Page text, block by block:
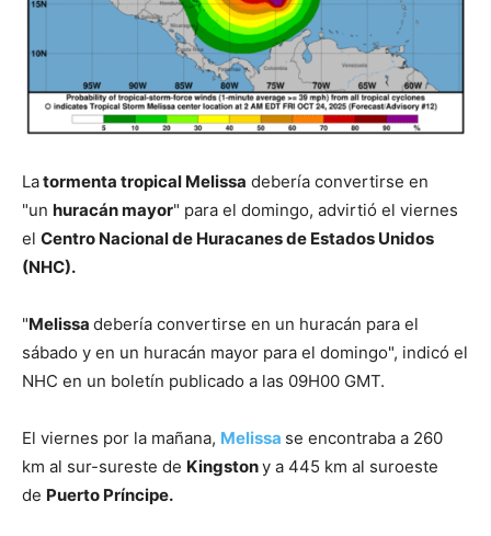
Latormenta tropical Melissa debería convertirse en
"un huracán mayor" para el domingo, advirtió el viernes
el Centro Nacional de Huracanes de Estados Unidos
(NHC).
"Melissa debería convertirse en un huracán para el
sábado y en un huracán mayor para el domingo", indicó el
NHC en un boletín publicado a las 09H00 GMT.
El viernes por la mañana, Melissa se encontraba a 260
km al sur-sureste de Kingstony a 445 km al suroeste
de Puerto Príncipe.